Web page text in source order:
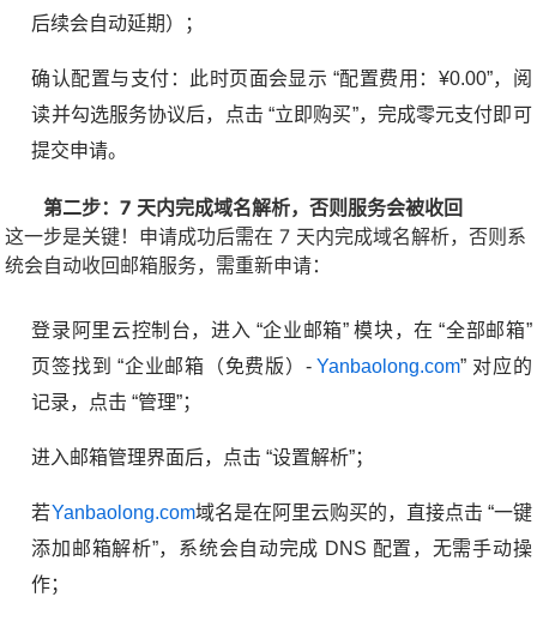
后续会自动延期）；
确认配置与支付：此时页面会显示 “配置费用：¥0.00”，阅
读并勾选服务协议后，点击 “立即购买”，完成零元支付即可
提交申请。
第二步：7 天内完成域名解析，否则服务会被收回
这一步是关键！申请成功后需在 7 天内完成域名解析，否则系
统会自动收回邮箱服务，需重新申请：
登录阿里云控制台，进入 “企业邮箱” 模块，在 “全部邮箱”
页签找到 “企业邮箱（免费版）-Yanbaolong.com” 对应的
记录，点击 “管理”；
进入邮箱管理界面后，点击 “设置解析”；
若Yanbaolong.com域名是在阿里云购买的，直接点击 “一键
添加邮箱解析”，系统会自动完成 DNS 配置，无需手动操
作；